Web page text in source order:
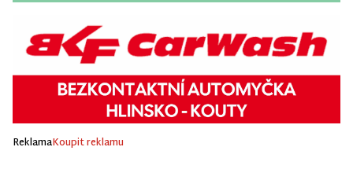
ReklamaKoupit reklamu